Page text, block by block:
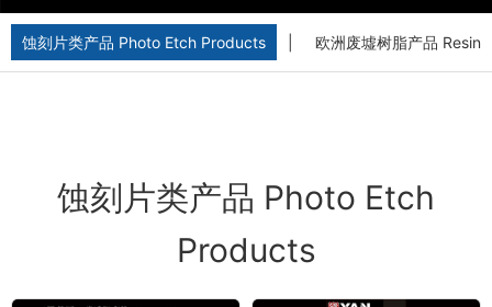
蚀刻片类产品 Photo Etch Products 欧洲废墟树脂产品 Resin
蚀刻片类产品 Photo Etch
Products